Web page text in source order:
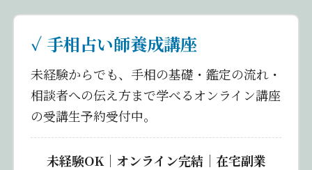
✓ 手相占い師養成講座
未経験からでも、手相の基礎・鑑定の流れ・
相談者への伝え方まで学べるオンライン講座
の受講生予約受付中。
未経験OK｜オンライン完結｜在宅副業